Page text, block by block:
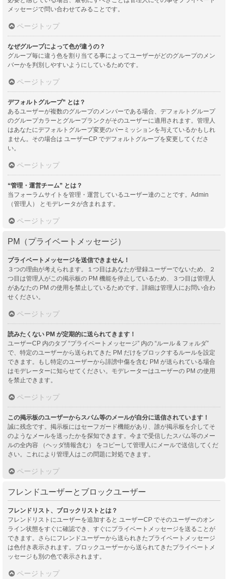
メッセージで問い合わせてみることです。
ページトップ
なぜグループによって色が違うの？
グループ毎に違う色を割り当てる事によってユーザーがどのグループのメン
バーかを判別しやすいようにしているためです。
ページトップ
デフォルトグループ” とは？
あるユーザーが複数のグループのメンバーである場合、デフォルトグループ
のグループカラーとグループランクがそのユーザーに適用されます。管理人
はあなたにデフォルトグループ変更のパーミッションを与えているかもしれ
ません。その場合は ユーザーCP でデフォルトグループを変更してくださ
い。
ページトップ
“管理・運営チーム” とは？
当フォーラムサイトを管理・運営しているユーザー達のことです。Admin
（管理人） とモデレータが含まれます。
ページトップ
PM（プライベートメッセージ）
プライベートメッセージを送信できません！
３つの理由が考えられます。１つ目はあなたが登録ユーザーでないため、２
つ目は管理人がこの掲示板の PM 機能を停止しているため、３つ目は管理人
があなたの PM の使用を禁止しているためです。詳細は管理人にお問い合わ
せください。
ページトップ
読みたくない PM が定期的に送られてきます！
ユーザーCP 内のタブ “プライベートメッセージ” 内の “ルール & フォルダ”
で、特定のユーザーから送られてきた PM だけをブロックするルールを設定
できます。もし特定のユーザーから誹謗中傷を含む PM が送られている場合
はモデレーターに知らせてください。モデレーターはユーザーの PM の使用
を禁止できます。
ページトップ
この掲示板のユーザーからスパム等のメールが自分に送信されています！
誠に残念です。掲示板にはセーフガード機能があり、誰が掲示板を介してそ
のようなメールを送ったかを探知できます。今まで受信したスパム等のメー
ルの全内容 （ヘッダ情報含む） をコピーして管理人にメールで送信してくだ
さい。これにより管理人はこの問題に対処できます。
ページトップ
フレンドユーザーとブロックユーザー
フレンドリスト、ブロックリストとは？
フレンドリストにユーザーを追加すると ユーザーCP でそのユーザーのオン
ライン状態をすぐに確認でき、すぐにプライベートメッセージを送ることが
できます。さらにフレンドユーザーから送られきたプライベートメッセージ
は色付き表示されます。ブロックユーザーから送られてきたプライベートメ
ッセージも別の色で表示されます。
ページトップ